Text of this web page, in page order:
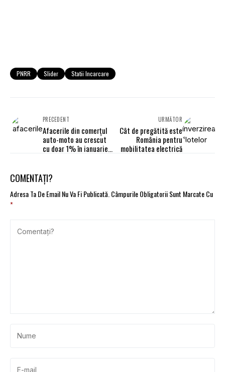
PNRR Slider Statii Incarcare
PRECEDENT
Afacerile din comerţul
auto-moto au crescut
cu doar 1% în ianuarie
URMĂTOR
Cât de pregătită este
România pentru
mobilitatea electrică
COMENTAȚI?
Adresa Ta De Email Nu Va Fi Publicată.Câmpurile Obligatorii Sunt Marcate Cu
*